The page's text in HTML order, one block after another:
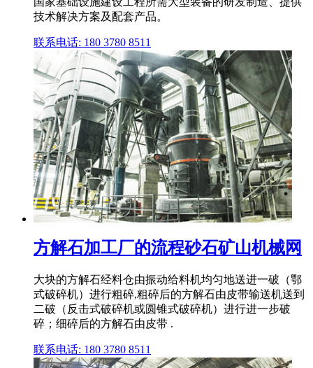
技术解决方案及配套产品。
联系电话: 180 3780 8511
方解石加工厂的流程砂石矿山机械网
大块的方解石经料仓由振动给料机均匀地送进一破（鄂
式破碎机）进行粗碎,粗碎后的方解石由皮带输送机送到
二破（反击式破碎机或圆锥式破碎机）进行进一步破
碎；细碎后的方解石由皮带 .
联系电话: 180 3780 8511